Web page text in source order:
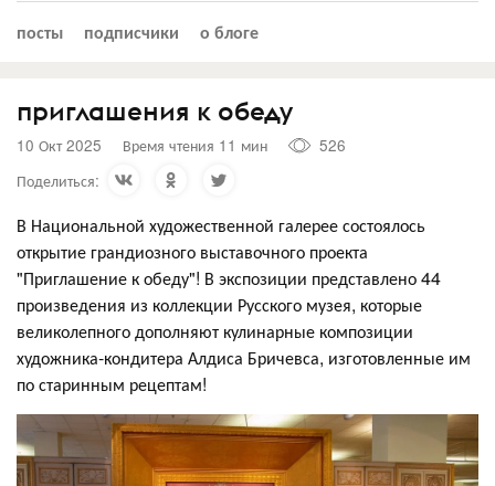
посты подписчики о блоге
приглашения к обеду
10 Окт 2025 Время чтения 11 мин
526
Поделиться:
В Национальной художественной галерее состоялось
открытие грандиозного выставочного проекта
"Приглашение к обеду"! В экспозиции представлено 44
произведения из коллекции Русского музея, которые
великолепного дополняют кулинарные композиции
художника-кондитера Алдиса Бричевса, изготовленные им
по старинным рецептам!